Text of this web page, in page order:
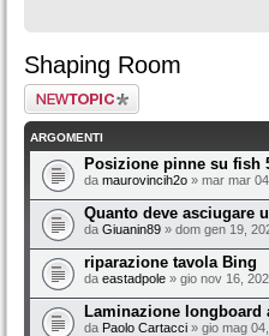
Shaping Room
Scrivi un nuovo
argomento
ARGOMENTI
Posizione pinne su fish
da maurovincih2o » mar mar
Quanto deve asciugare
da Giuanin89 » dom gen 19,
riparazione tavola Bing
da eastadpole » gio nov 16,
Laminazione longboard
da Paolo Cartacci » gio mag